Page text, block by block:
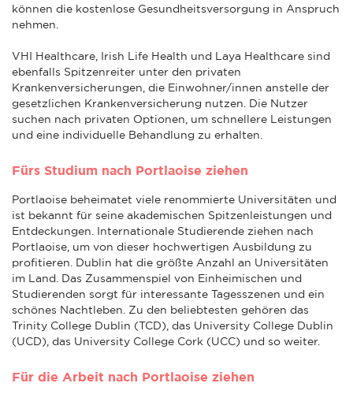
können die kostenlose Gesundheitsversorgung in Anspruch
nehmen.
VHI Healthcare, Irish Life Health und Laya Healthcare sind
ebenfalls Spitzenreiter unter den privaten
Krankenversicherungen, die Einwohner/innen anstelle der
gesetzlichen Krankenversicherung nutzen. Die Nutzer
suchen nach privaten Optionen, um schnellere Leistungen
und eine individuelle Behandlung zu erhalten.
Fürs Studium nach Portlaoise ziehen
Portlaoise beheimatet viele renommierte Universitäten und
ist bekannt für seine akademischen Spitzenleistungen und
Entdeckungen. Internationale Studierende ziehen nach
Portlaoise, um von dieser hochwertigen Ausbildung zu
profitieren. Dublin hat die größte Anzahl an Universitäten
im Land. Das Zusammenspiel von Einheimischen und
Studierenden sorgt für interessante Tagesszenen und ein
schönes Nachtleben. Zu den beliebtesten gehören das
Trinity College Dublin (TCD), das University College Dublin
(UCD), das University College Cork (UCC) und so weiter.
Für die Arbeit nach Portlaoise ziehen